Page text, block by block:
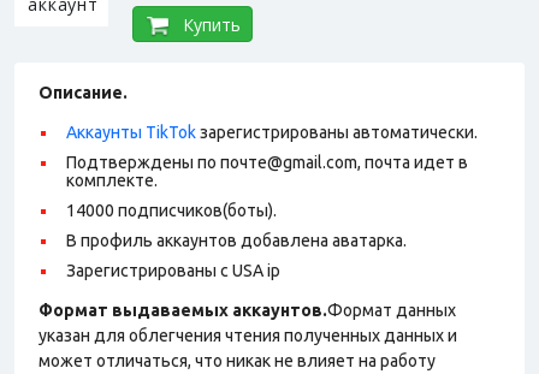
Купить
Описание.
Аккаунты TikTokзарегистрированы автоматически.
Подтверждены по почте@gmail.com, почта идет в
комплекте.
14000 подписчиков(боты).
В профиль аккаунтов добавлена аватарка.
Зарегистрированы с USA ip
Формат выдаваемых аккаунтов.Формат данных
указан для облегчения чтения полученных данных и
может отличаться, что никак не влияет на работу